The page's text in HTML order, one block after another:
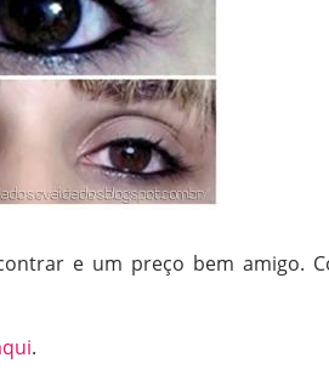
e um preço bem amigo.
.